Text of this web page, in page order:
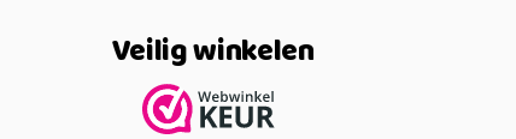
Veilig winkelen